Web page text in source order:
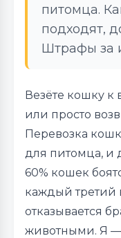
питомца.
подходят,
Штрафы за
Везёте кошку к
или просто
Перевозка
для питомца, и
60% кошек
каждый третий
отказывается
животными. Я